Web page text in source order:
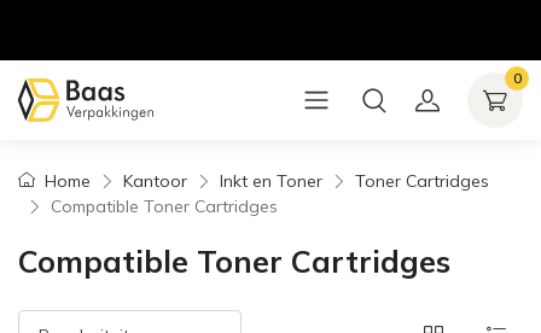
0
Home Kantoor Inkt en Toner
Toner Cartridges
Compatible Toner Cartridges
Compatible Toner Cartridges